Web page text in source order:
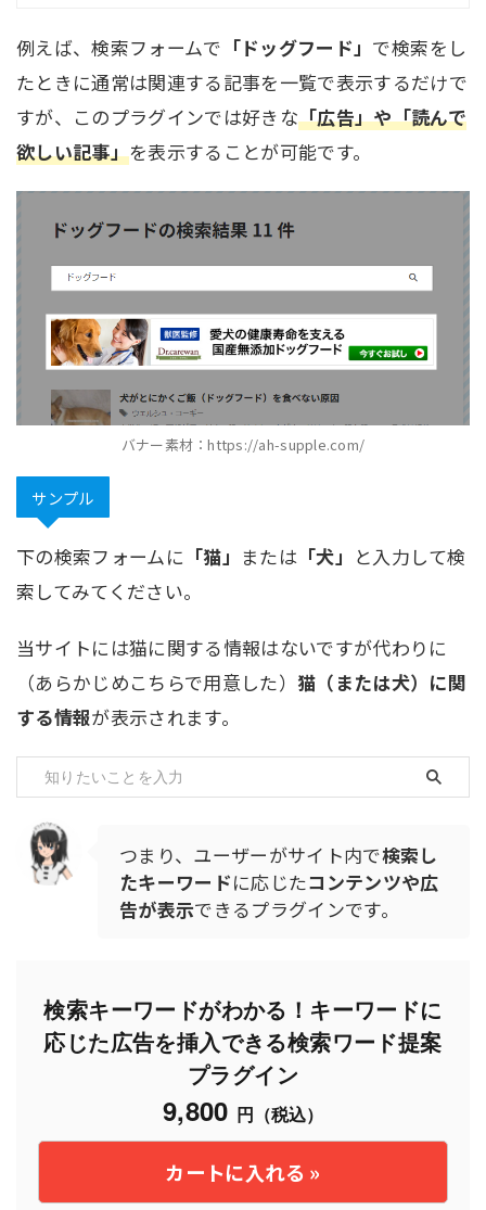
例えば、検索フォームで 「ドッグフード」 で検索をし
たときに通常は関連する記事を一覧で表示するだけで
すが、このプラグインでは好きな「広告」や「読んで
欲しい記事」を表示することが可能です。
バナー素材：https://ah-supple.com/
サンプル
下の検索フォームに 「猫」 または 「犬」 と入力して検
索してみてください。
当サイトには猫に関する情報はないですが代わりに
（あらかじめこちらで用意した） 猫（または犬）に関
する情報が表示されます。
つまり、ユーザーがサイト内で検索し
たキーワードに応じたコンテンツや広
告が表示できるプラグインです。
検索キーワードがわかる！キーワードに
応じた広告を挿入できる検索ワード提案
プラグイン
9,800 円（税込）